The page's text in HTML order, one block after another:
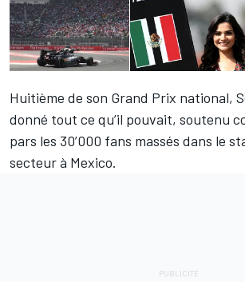
Huitième de son Grand Prix national,
donné tout ce qu’il pouvait, soutenu
pars les 30’000 fans massés dans le
secteur à Mexico.